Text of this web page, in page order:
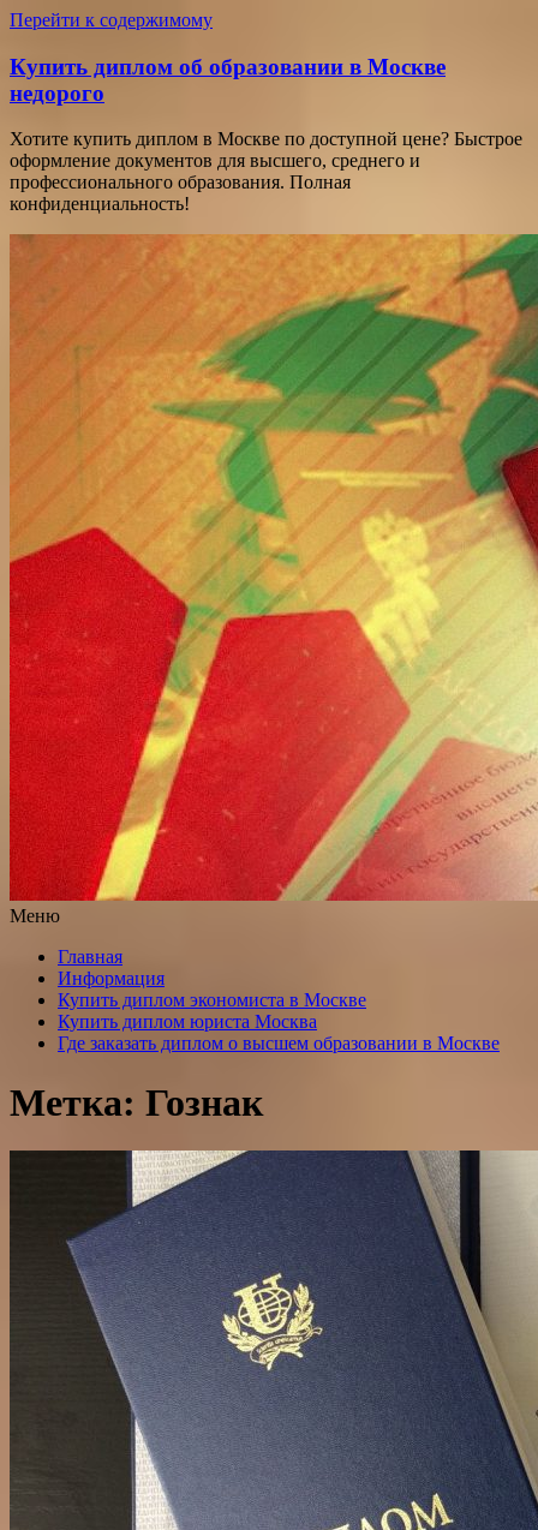
Перейти к содержимому
Купить диплом об образовании в Москве
недорого
Хотите купить диплом в Москве по доступной цене? Быстрое
оформление документов для высшего, среднего и
профессионального образования. Полная
конфиденциальность!
Меню
Главная
Информация
Купить диплом экономиста в Москве
Купить диплом юриста Москва
Где заказать диплом о высшем образовании в Москве
Метка: Гознак